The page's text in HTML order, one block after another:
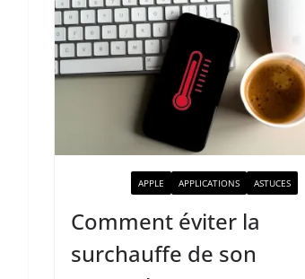
APPLE APPLICATIONS ASTUCES
Comment éviter la
surchauffe de son